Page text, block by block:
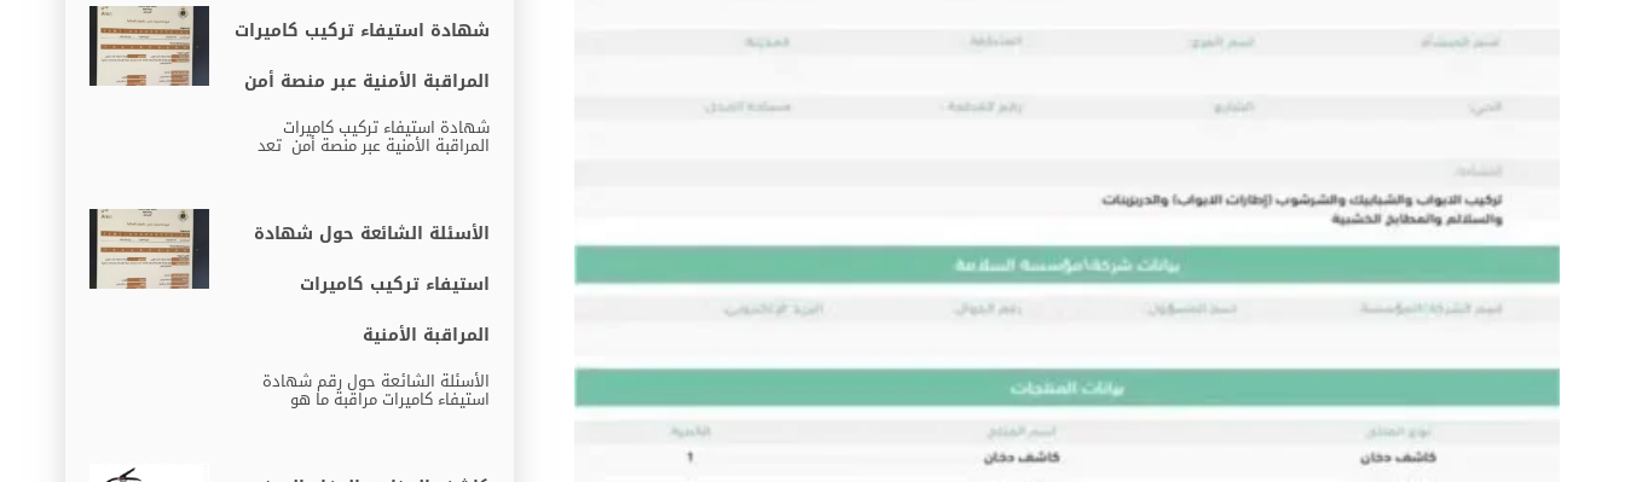
شهادة استيفاء تركيب كاميرات
المراقبة الأمنية عبر منصة أمن
شهادة استيفاء تركيب كاميرات
المراقبة الأمنية عبر منصة أمن تعد
الأسئلة الشائعة حول شهادة
استيفاء تركيب كاميرات
المراقبة الأمنية
الأسئلة الشائعة حول رقم شهادة
استيفاء كاميرات مراقبة ما هو